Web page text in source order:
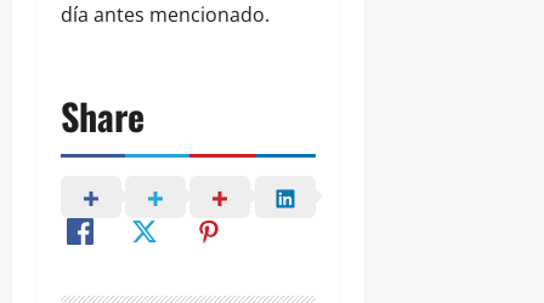
día antes mencionado.
Share